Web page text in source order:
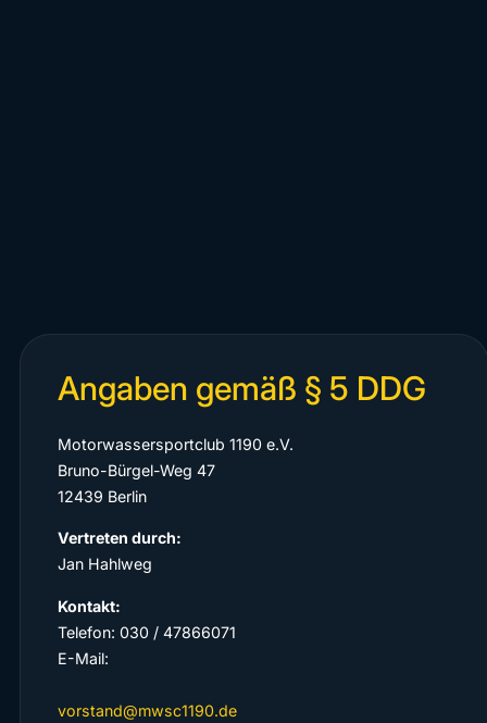
Angaben gemäß § 5 DDG
Motorwassersportclub 1190 e.V.
Bruno-Bürgel-Weg 47
12439 Berlin
Vertreten durch:
Jan Hahlweg
Kontakt:
Telefon: 030 / 47866071
E-Mail:
vorstand@mwsc1190.de